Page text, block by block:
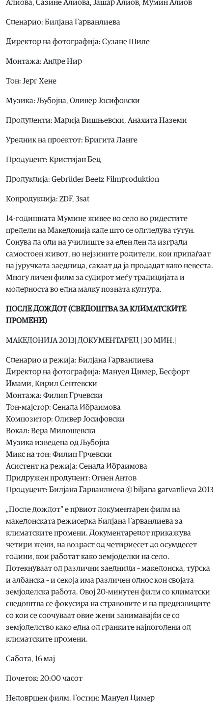
Алиова, Сазине Алиова, Јашар Алиов, Мумин Алиов
Сценарио: Билјана Гарванлиева
Директор на фотографија: Сузане Шиле
Монтажа: Андре Нир
Тон: Јерг Хене
Музика: Љубојна, Оливер Јосифовски
Продуценти: Марија Вишњевски, Анахита Наземи
Уредник на проектот: Бригита Ланге
Продуцент: Кристијан Бец
Продукција: Gebrüder Beetz Filmproduktion
Копродукција: ZDF, 3sat
14-годишната Мумине живее во село во ридестите
предели на Македонија каде што се одгледува тутун.
Сонува да оди на училиште за еден ден да изгради
самостоен живот, но нејзините родители, кои припаѓаат
на јуручката заедница, сакаат да ја продадат како невеста.
Многу личен филм за судирот меѓу традицијата и
модерноста во една малку позната култура.
ПОСЛЕ ДОЖДОТ (СВЕДОШТВА ЗА КЛИМАТСКИТЕ
ПРОМЕНИ)
МАКЕДОНИЈА 2013| ДОКУМЕНТАРЕЦ | 30 МИН.|
Сценарио и режија: Билјана Гарванлиева
Директор на фотографија: Мануел Цимер, Бесфорт
Имами, Кирил Сентевски
Монтажа: Филип Грчевски
Тон-мајстор: Сенада Ибраимова
Композитор: Оливер Јосифовски
Вокал: Вера Милошевска
Музика изведена од Љубојна
Микс на тон: Филип Грчевски
Асистент на режија: Сенада Ибраимова
Придружен продуцент: Огнен Антов
Продуцент: Билјана Гарванлиева © biljana garvanlieva 2013
„После дождот“ е првиот документарен филм на
македонската режисерка Билјана Гарванлиева за
климатските промени. Документарецот прикажува
четири жени, на возраст од четириесет до осумдесет
години, кои работат како земјоделки на село.
Потекнуваат од различни заедници – македонска, турска
и албанска – и секоја има различен однос кон својата
земјоделска работа. Овој 20-минутен филм со климатски
сведоштва се фокусира на стравовите и на предизвиците
со кои се соочуваат овие жени занимавајќи се со
земјоделство како една од гранките најпогодени од
климатските промени.
Сабота, 16 мај
Почеток: 20:00 часот
Недовршен филм. Гостин: Мануел Цимер